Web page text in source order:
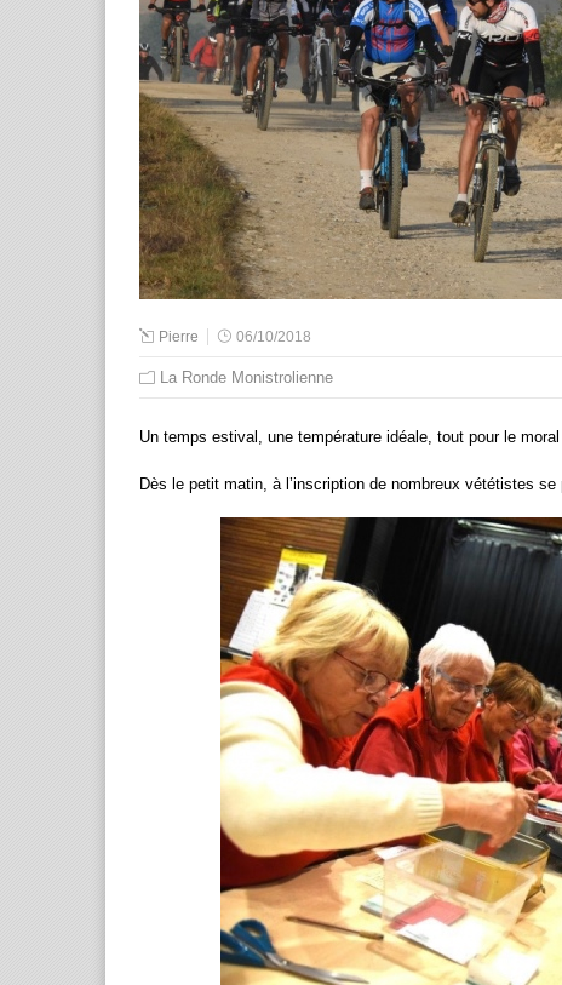
Pierre 06/10/2018
La Ronde Monistrolienne
Un temps estival, une température idéale, tout pour le
Dès le petit matin, à l’inscription de nombreux vététistes se